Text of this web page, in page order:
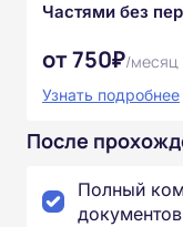
Частями без
от 750₽/месяц
Узнать подробнее
После
Полный
документов